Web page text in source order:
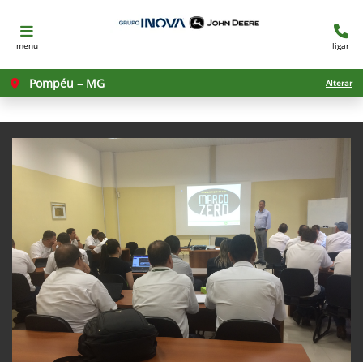
menu ligar
Pompéu – MG Alterar